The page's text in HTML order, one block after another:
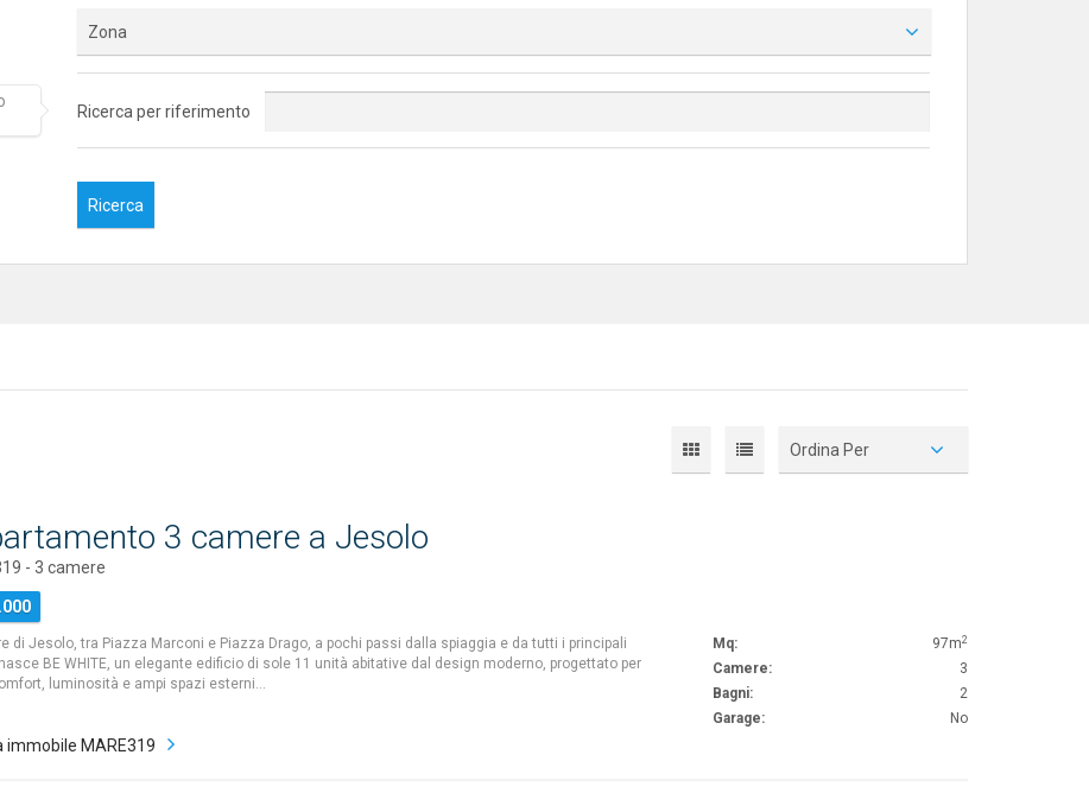
Zona
Ricerca per riferimento
Ordina Per
3 camere a Jesolo
- 3 camere
di Jesolo, tra Piazza Marconi e Piazza Drago, a pochi passi dalla spiaggia e da tutti i principali
BE WHITE, un elegante edificio di sole 11 unità abitative dal design moderno, progettato per
luminosità e ampi spazi esterni…
Mq: 97m2
Camere:
3
Bagni:
2
Garage:
No
immobile MARE319